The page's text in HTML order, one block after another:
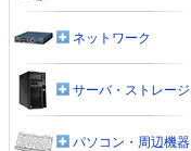
ネットワーク
サーバ・ストレージ
パソコン・周辺機器